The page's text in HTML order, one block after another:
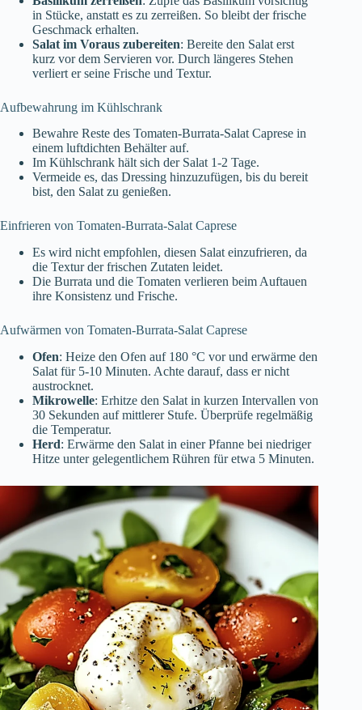
in Stücke, anstatt es zu zerreißen. So bleibt der frische
Geschmack erhalten.
Salat im Voraus zubereiten: Bereite den Salat erst
kurz vor dem Servieren vor. Durch längeres Stehen
verliert er seine Frische und Textur.
Aufbewahrung im Kühlschrank
Bewahre Reste des Tomaten-Burrata-Salat Caprese in
einem luftdichten Behälter auf.
Im Kühlschrank hält sich der Salat 1-2 Tage.
Vermeide es, das Dressing hinzuzufügen, bis du bereit
bist, den Salat zu genießen.
Einfrieren von Tomaten-Burrata-Salat Caprese
Es wird nicht empfohlen, diesen Salat einzufrieren, da
die Textur der frischen Zutaten leidet.
Die Burrata und die Tomaten verlieren beim Auftauen
ihre Konsistenz und Frische.
Aufwärmen von Tomaten-Burrata-Salat Caprese
Ofen: Heize den Ofen auf 180 °C vor und erwärme den
Salat für 5-10 Minuten. Achte darauf, dass er nicht
austrocknet.
Mikrowelle: Erhitze den Salat in kurzen Intervallen von
30 Sekunden auf mittlerer Stufe. Überprüfe regelmäßig
die Temperatur.
Herd: Erwärme den Salat in einer Pfanne bei niedriger
Hitze unter gelegentlichem Rühren für etwa 5 Minuten.